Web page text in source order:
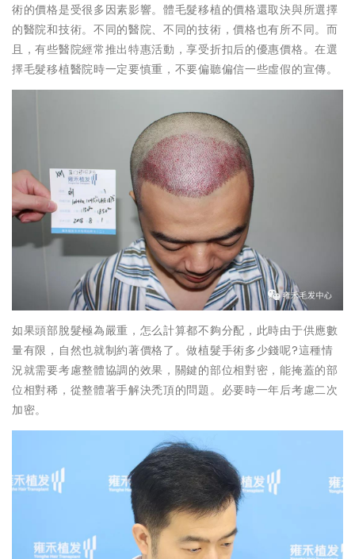
術的價格是受很多因素影響。體毛髮移植的價格還取決與所選擇
的醫院和技術。不同的醫院、不同的技術，價格也有所不同。而
且，有些醫院經常推出特惠活動，享受折扣后的優惠價格。在選
擇毛髮移植醫院時一定要慎重，不要偏聽偏信一些虛假的宣傳。
如果頭部脫髮極為嚴重，怎么計算都不夠分配，此時由于供應數
量有限，自然也就制約著價格了。做植髮手術多少錢呢?這種情
況就需要考慮整體協調的效果，關鍵的部位相對密，能掩蓋的部
位相對稀，從整體著手解決禿頂的問題。必要時一年后考慮二次
加密。